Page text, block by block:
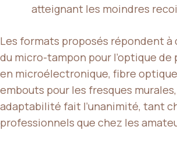
atteignant les moindres
Les formats proposés répondent à
du micro-tampon pour l’optique de
en microélectronique, fibre
embouts pour les fresques
adaptabilité fait l’unanimité, tant
professionnels que chez les